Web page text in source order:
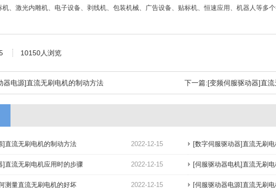
机、激光内雕机、电子设备、剥线机、包装机械、广告设备、贴标机、恒速应用、机器人等多个
10150人浏览
器电源]直流无刷电机的制动方法 下一篇:[变频伺服驱动器]直
2022-12-15
]直流无刷电机的制动方法 [数字伺服驱动器]直流无刷
2022-12-15
]直流无刷电机应用时的步骤 [伺服驱动器电机]直流无刷
2022-12-15
测量直流无刷电机的好坏 [伺服驱动器电源]直流无刷